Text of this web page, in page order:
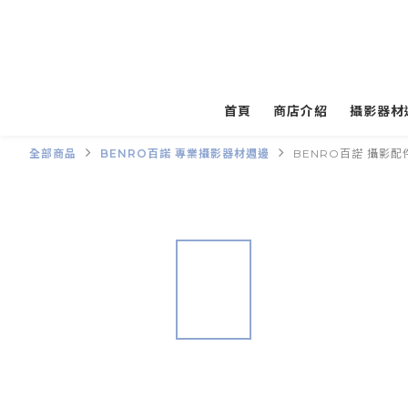
首頁 商店介紹 攝影器材
全部商品 BENRO百諾 專業攝影器材週邊 BENRO百諾 攝影配